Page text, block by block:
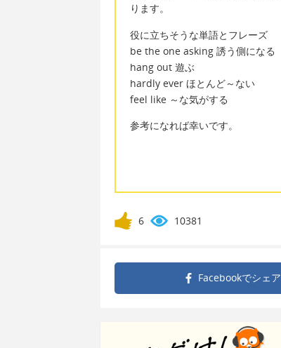
ります。
役に立ちそうな単語とフレーズ
be the one asking 誘う側になる
hang out 遊ぶ
hardly ever ほとんど～ない
feel like ～な気がする
参考になれば幸いです。
6 10381
Facebookでシェア